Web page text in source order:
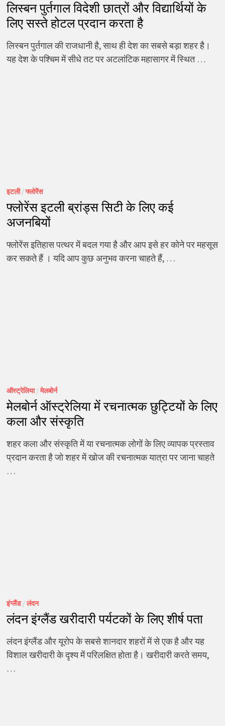
लिस्बन पुर्तगाल विदेशी छात्रों और विद्यार्थियों के
लिए सस्ते होटल प्रदान करता है
लिस्बन पुर्तगाल की राजधानी है, साथ ही देश का सबसे बड़ा शहर है।
यह देश के पश्चिम में सीधे तट पर अटलांटिक महासागर में स्थित …
इटली/फ्लोरेंस
फ्लोरेंस इटली ब्रांड्स सिटी के लिए कई
अजनबियों
फ्लोरेंस इतिहास पत्थर में बदल गया है और आप इसे हर कोने पर महसूस
कर सकते हैं । यदि आप कुछ अनुभव करना चाहते हैं, …
ऑस्ट्रेलिया/मेलबोर्न
मेलबोर्न ऑस्ट्रेलिया में रचनात्मक छुट्टियों के लिए
कला और संस्कृति
शहर कला और संस्कृति में या रचनात्मक लोगों के लिए व्यापक प्रस्ताव
प्रदान करता है जो शहर में खोज की रचनात्मक यात्रा पर जाना चाहते
…
इंग्लैंड/लंदन
लंदन इंग्लैंड खरीदारी पर्यटकों के लिए शीर्ष पता
लंदन इंग्लैंड और यूरोप के सबसे शानदार शहरों में से एक है और यह
विशाल खरीदारी के दृश्य में परिलक्षित होता है। खरीदारी करते समय,
…